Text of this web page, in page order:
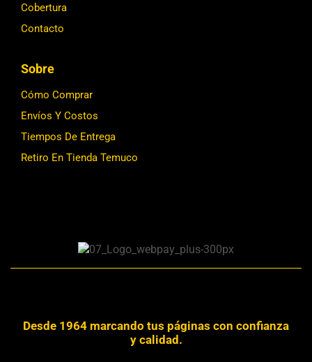
Cobertura
Contacto
Sobre
Cómo Comprar
Envíos Y Costos
Tiempos De Entrega
Retiro En Tienda Temuco
Desde 1964 marcando tus páginas con confianza
y calidad.